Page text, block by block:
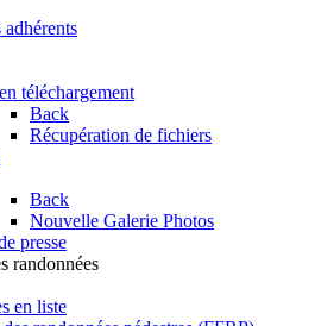
téléchargement
Back
Récupération de fichiers
Back
Nouvelle Galerie Photos
presse
randonnées
en liste